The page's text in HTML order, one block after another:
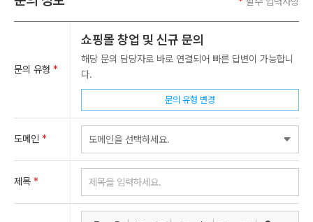
문의 유형 *
쇼핑몰 창업 및 신규 문의
해당 문의 담당자로 바로 연결되어 빠른 답변이 가능합니
다.
문의 유형 변경
도메인 *
제목 *